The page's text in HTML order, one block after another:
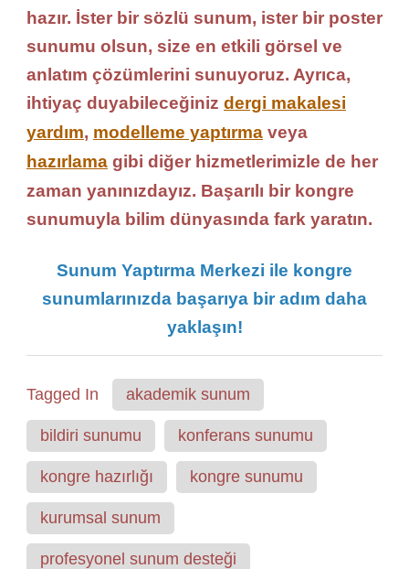
hazır. İster bir sözlü sunum, ister bir poster
sunumu olsun, size en etkili görsel ve
anlatım çözümlerini sunuyoruz. Ayrıca,
ihtiyaç duyabileceğiniz dergi makalesi
yardım, modelleme yaptırma veya
hazırlama gibi diğer hizmetlerimizle de her
zaman yanınızdayız. Başarılı bir kongre
sunumuyla bilim dünyasında fark yaratın.
Sunum Yaptırma Merkezi ile kongre
sunumlarınızda başarıya bir adım daha
yaklaşın!
Tagged In akademik sunum
bildiri sunumu konferans sunumu
kongre hazırlığı kongre sunumu
kurumsal sunum
profesyonel sunum desteği